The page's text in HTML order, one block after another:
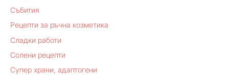
Събития
Рецепти за ръчна козметика
Сладки работи
Солени рецепти
Супер храни, адаптогени